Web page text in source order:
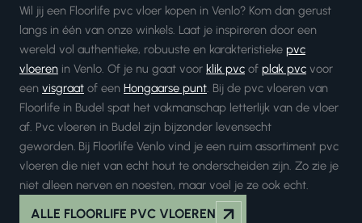
Wil jij een Floorlife pvc vloer kopen in Venlo? Kom dan gerust
langs in één van onze winkels. Laat je inspireren door een
wereld vol authentieke, robuuste en karakteristieke pvc
vloeren in Venlo. Of je nu gaat voor klik pvc of plak pvc voor
een visgraat of een Hongaarse punt. Bij de pvc vloeren van
Floorlife in Budel spat het vakmanschap letterlijk van de vloer
af. Pvc vloeren in Budel zijn bijzonder levensecht
geworden. Bij Floorlife Venlo vind je een ruim assortiment pvc
vloeren die niet van echt hout te onderscheiden zijn. Zo zie je
niet alleen nerven en noesten, maar voel je ze ook echt.
ALLE FLOORLIFE PVC VLOEREN